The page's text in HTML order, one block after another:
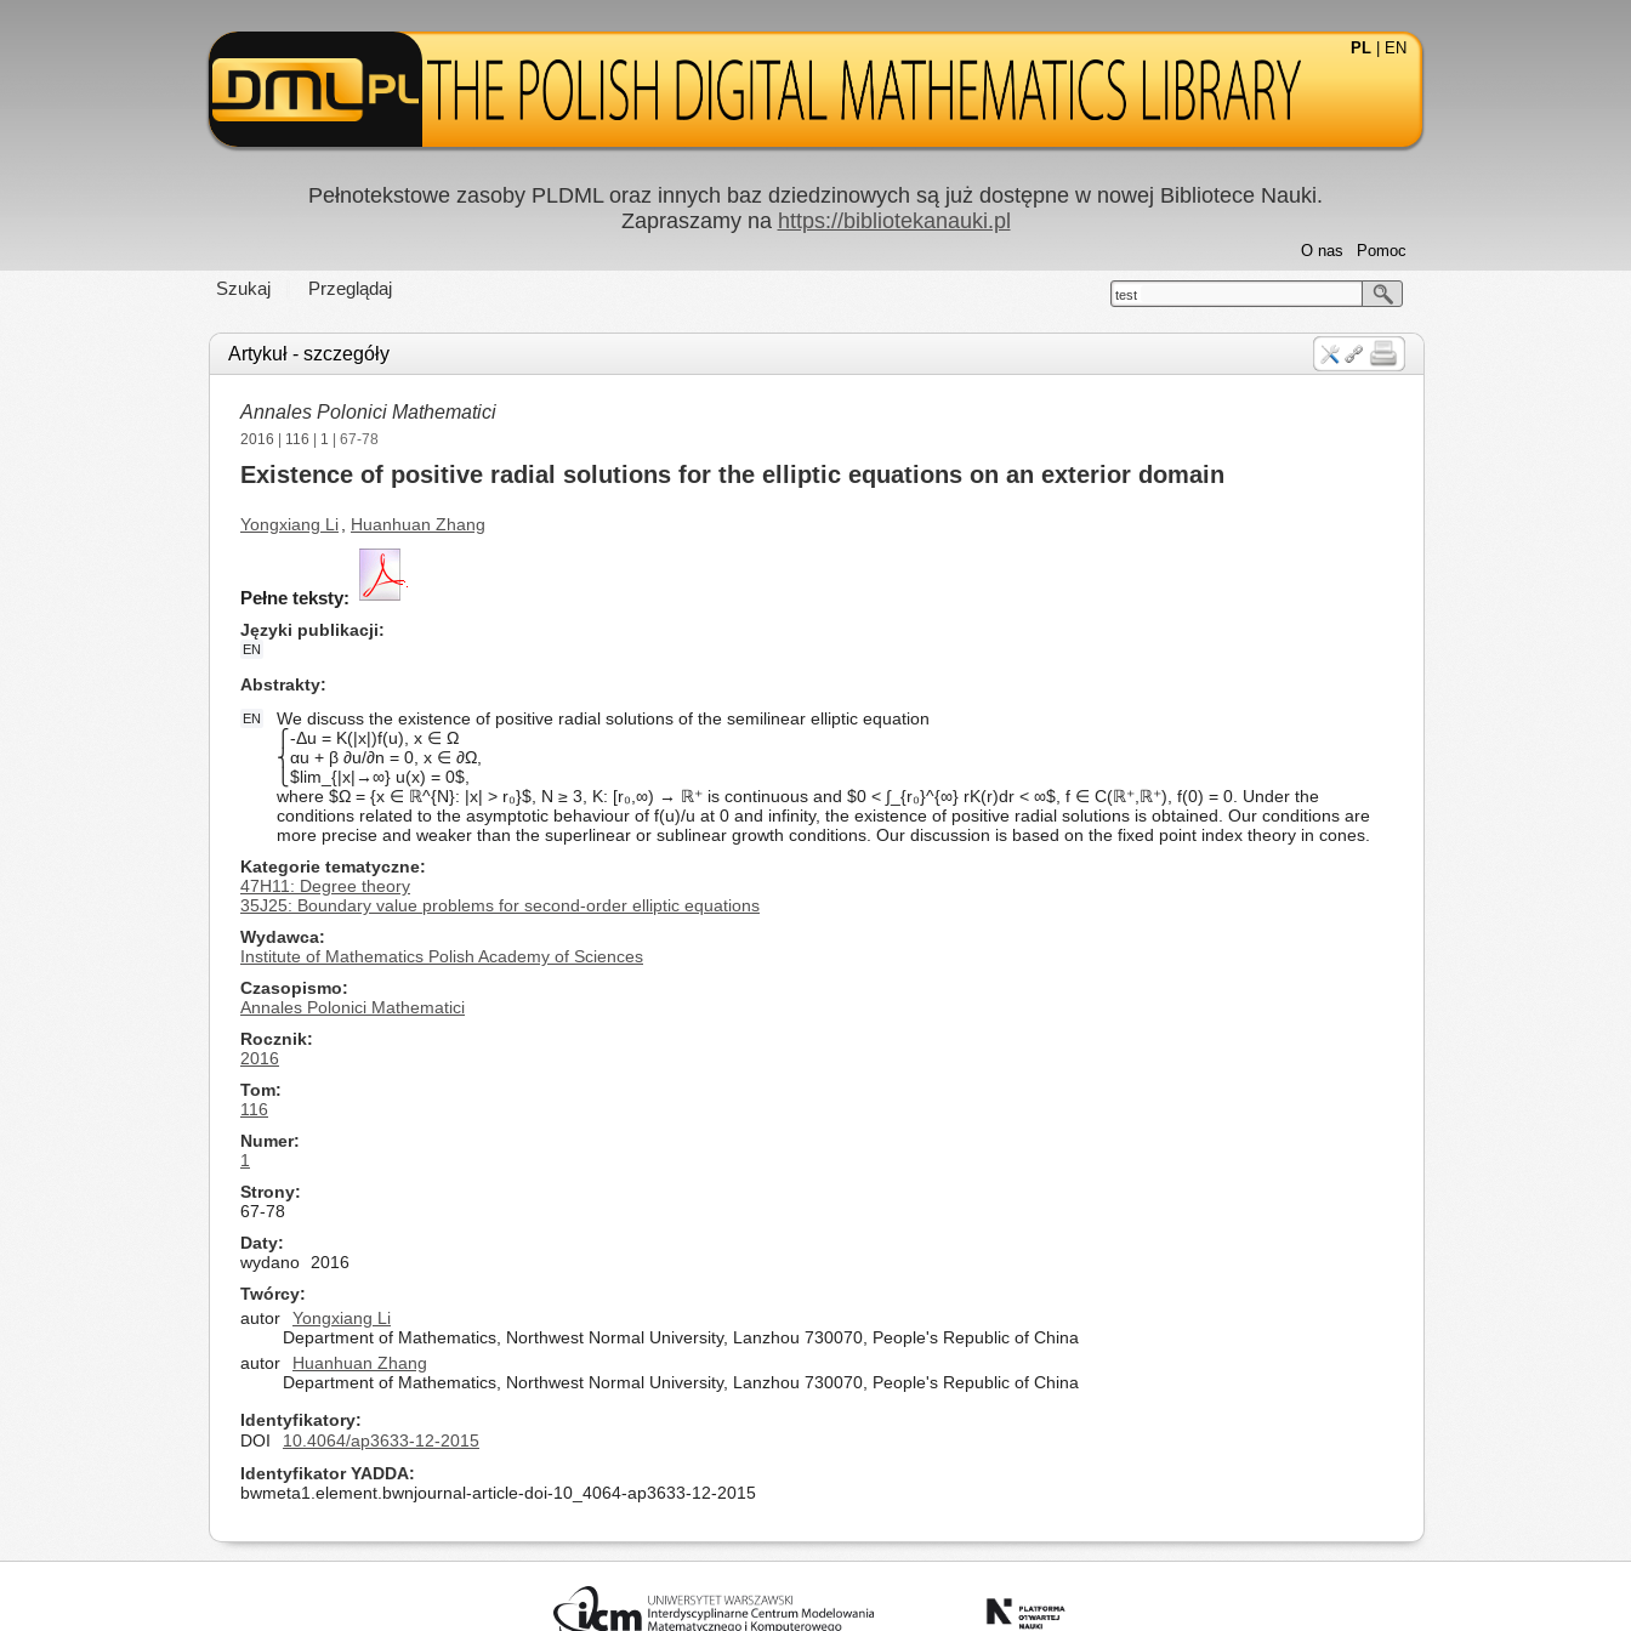
PL EN
Pełnotekstowe zasoby PLDML oraz innych baz dziedzinowych są już dostępne w nowej Bibliotece Nauki.
Zapraszamy na https://bibliotekanauki.pl
Szukaj Przeglądaj
Pomoc
O nas
test
Artykuł - szczegóły
Annales Polonici Mathematici
2016 116 1 | 67-78
Existence of positive radial solutions for the elliptic equations on an exterior domain
Yongxiang Li Huanhuan Zhang
Pełne teksty:
Języki publikacji
EN
Abstrakty
EN
We discuss the existence of positive radial solutions of the semilinear elliptic equation
⎧-Δu = K(|x|)f(u), x ∈ Ω
⎨αu + β ∂u/∂n = 0, x ∈ ∂Ω,
⎩$lim_{|x|→∞} u(x) = 0$,
where $Ω = {x ∈ ℝ^{N}: |x| > r₀}$, N ≥ 3, K: [r₀,∞) → ℝ⁺ is continuous and $0 < ∫_{r₀}^{∞} rK(r)dr < ∞$, f ∈ C(ℝ⁺,ℝ⁺), f(0) = 0. Under the
conditions related to the asymptotic behaviour of f(u)/u at 0 and infinity, the existence of positive radial solutions is obtained. Our conditions are
more precise and weaker than the superlinear or sublinear growth conditions. Our discussion is based on the fixed point index theory in cones.
Kategorie tematyczne
47H11: Degree theory
35J25: Boundary value problems for second-order elliptic equations
Wydawca
Institute of Mathematics Polish Academy of Sciences
Czasopismo
Annales Polonici Mathematici
Rocznik
2016
Tom
116
Numer
1
Strony
67-78
Daty
wydano
2016
Twórcy
autor
Yongxiang Li
Department of Mathematics, Northwest Normal University, Lanzhou 730070, People's Republic of China
autor
Huanhuan Zhang
Department of Mathematics, Northwest Normal University, Lanzhou 730070, People's Republic of China
Identyfikatory
DOI
10.4064/ap3633-12-2015
Identyfikator YADDA
bwmeta1.element.bwnjournal-article-doi-10_4064-ap3633-12-2015